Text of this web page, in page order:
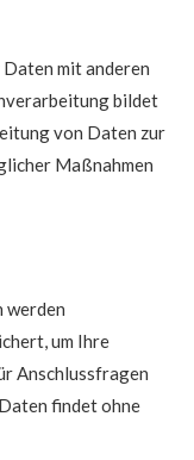
mit anderen
bildet
von Daten zur
Maßnahmen
um Ihre
Anschlussfragen
findet ohne